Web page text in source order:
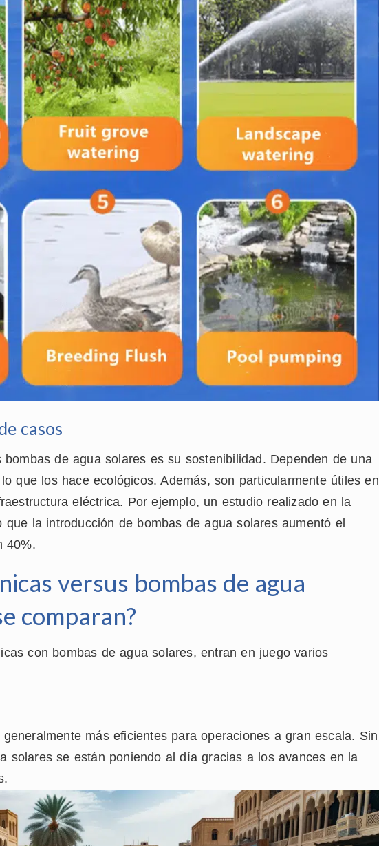
casos
de agua solares es su sostenibilidad. Dependen de una
que los hace ecológicos. Además, son particularmente útiles en
eléctrica. Por ejemplo, un estudio realizado en la
que la introducción de bombas de agua solares aumentó el
40%.
versus bombas de agua
comparan?
con bombas de agua solares, entran en juego varios
más eficientes para operaciones a gran escala. Sin
solares se están poniendo al día gracias a los avances en la